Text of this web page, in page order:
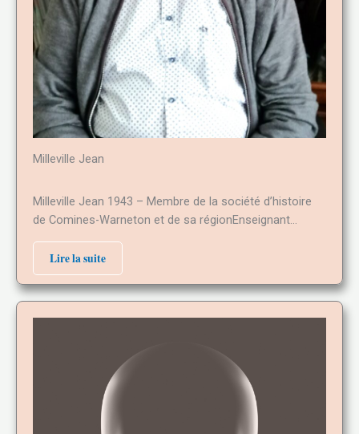
Milleville Jean
Milleville Jean 1943 – Membre de la société d’histoire
de Comines-Warneton et de sa régionEnseignant…
Lire la suite